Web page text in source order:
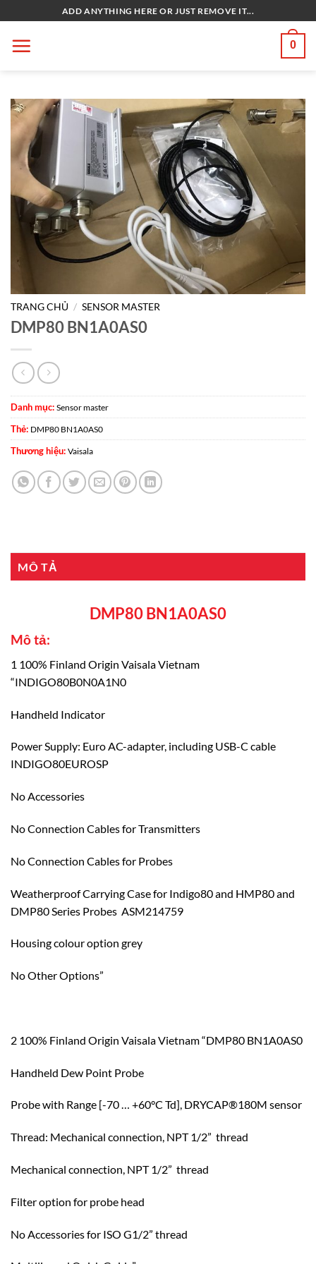
qua
nội
ADD ANYTHING HERE OR JUST REMOVE IT...
0
TRANG CHỦ / SENSOR MASTER
DMP80 BN1A0AS0
Danh mục: Sensor master
Thẻ: DMP80 BN1A0AS0
Thương hiệu: Vaisala
MÔ TẢ
DMP80 BN1A0AS0
Mô tả:
1 100% Finland Origin Vaisala Vietnam
“INDIGO80B0N0A1N0
Handheld Indicator
Power Supply: Euro AC-adapter, including USB-C cable
INDIGO80EUROSP
No Accessories
No Connection Cables for Transmitters
No Connection Cables for Probes
Weatherproof Carrying Case for Indigo80 and HMP80 and
DMP80 Series Probes ASM214759
Housing colour option grey
No Other Options”
2 100% Finland Origin Vaisala Vietnam “DMP80 BN1A0AS0
Handheld Dew Point Probe
Probe with Range [-70 … +60°C Td], DRYCAP®180M sensor
Thread: Mechanical connection, NPT 1/2” thread
Mechanical connection, NPT 1/2” thread
Filter option for probe head
No Accessories for ISO G1/2” thread